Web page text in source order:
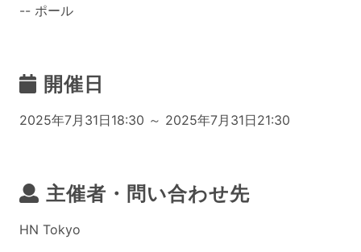
-- ポール
開催日
2025年7月31日18:30 ～ 2025年7月31日21:30
主催者・問い合わせ先
HN Tokyo